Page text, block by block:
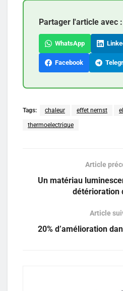
Partager l'article avec :
WhatsApp
Facebook
Tags: chaleur effet nernst
thermoelectrique
Article
Un matériau
détérioration
Article
20% d’amélioration